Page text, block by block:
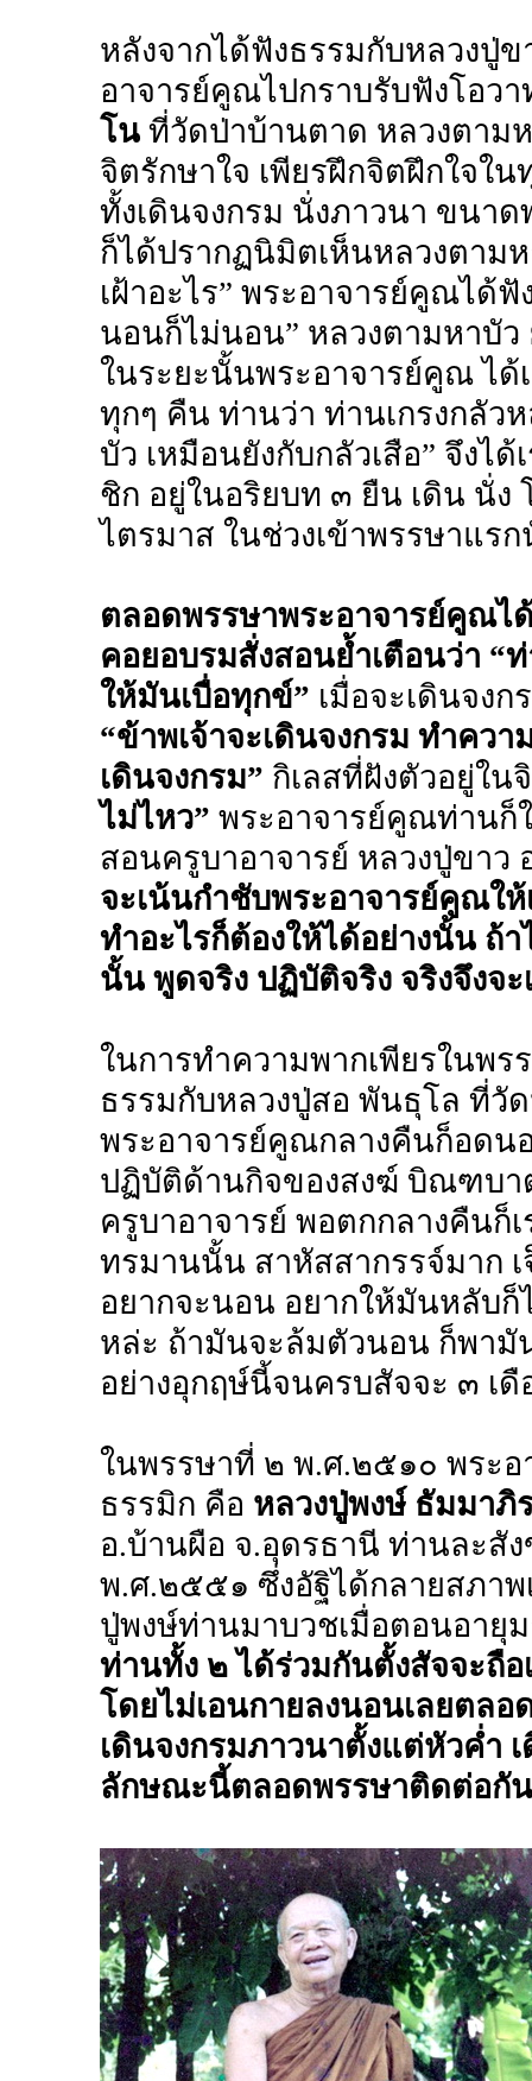
หลังจากได้ฟังธรรมกับหลวงปู่
อาจารย์คูณไปกราบรับฟังโอว
โนที่วัดป่าบ้านตาด หลวงตาม
จิตรักษาใจ เพียรฝึกจิตฝึกใจใน
ทั้งเดินจงกรม นั่งภาวนา ขนา
ก็ได้ปรากฏนิมิตเห็นหลวงตาม
เฝ้าอะไร” พระอาจารย์คูณได้
นอนก็ไม่นอน” หลวงตามหาบัว
ในระยะนั้นพระอาจารย์คูณ ไ
ทุกๆ คืน ท่านว่า ท่านเกรงกลัว
บัว เหมือนยังกับกลัวเสือ” จึงไ
ชิก อยู่ในอริยบท ๓ ยืน เดิน นั่ง
ไตรมาส ในช่วงเข้าพรรษาแร
ตลอดพรรษาพระอาจารย์คูณไ
คอยอบรมสั่งสอนย้ำเตือนว่า
ให้มันเบื่อทุกข์” เมื่อจะเดินจง
“ข้าพเจ้าจะเดินจงกรม ทำคว
เดินจงกรม” กิเลสที่ฝังตัวอยู่ใ
ไม่ไหว” พระอาจารย์คูณท่านก็
สอนครูบาอาจารย์ หลวงปู่ขา
จะเน้นกำชับพระอาจารย์คูณให้
ทำอะไรก็ต้องให้ได้อย่างนั้น ถ้
นั้น พูดจริง ปฏิบัติจริง จริงจึงจะ
ในการทำความพากเพียรในพ
ธรรมกับหลวงปู่สอ พันธุโล ที่วั
พระอาจารย์คูณกลางคืนก็อดน
ปฏิบัติด้านกิจของสงฆ์ บิณฑบา
ครูบาอาจารย์ พอตกกลางคืนก็
ทรมานนั้น สาหัสสากรรจ์มาก
อยากจะนอน อยากให้มันหลับก็
หล่ะ ถ้ามันจะล้มตัวนอน ก็พามั
อย่างอุกฤษ์นี้จนครบสัจจะ ๓ เดื
ในพรรษาที่ ๒ พ.ศ.๒๕๑๐ พระ
ธรรมิก คือ หลวงปู่พงษ์ ธัมมาภิ
อ.บ้านผือ จ.อุดรธานี ท่านละสั
พ.ศ.๒๕๕๑ ซึ่งอัฐิได้กลายสภาพ
ปู่พงษ์ท่านมาบวชเมื่อตอนอา
ท่านทั้ง ๒ ได้ร่วมกันตั้งสัจจะถื
โดยไม่เอนกายลงนอนเลยตลอ
เดินจงกรมภาวนาตั้งแต่หัวค่ำ
ลักษณะนี้ตลอดพรรษาติดต่อกัน